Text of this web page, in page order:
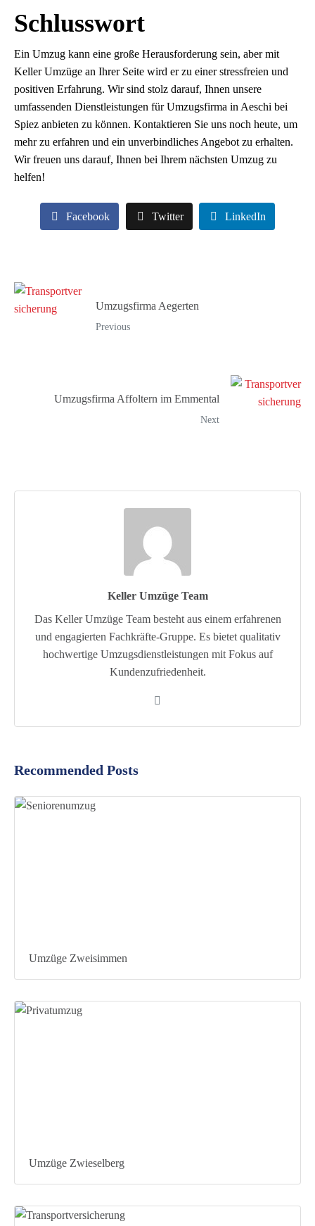
Schlusswort
Ein Umzug kann eine große Herausforderung sein, aber mit
Keller Umzüge an Ihrer Seite wird er zu einer stressfreien und
positiven Erfahrung. Wir sind stolz darauf, Ihnen unsere
umfassenden Dienstleistungen für Umzugsfirma in Aeschi bei
Spiez anbieten zu können. Kontaktieren Sie uns noch heute, um
mehr zu erfahren und ein unverbindliches Angebot zu erhalten.
Wir freuen uns darauf, Ihnen bei Ihrem nächsten Umzug zu
helfen!
Facebook Twitter LinkedIn
Umzugsfirma Aegerten
Previous
Umzugsfirma Affoltern im Emmental
Next
Keller Umzüge Team
Das Keller Umzüge Team besteht aus einem erfahrenen
und engagierten Fachkräfte-Gruppe. Es bietet qualitativ
hochwertige Umzugsdienstleistungen mit Fokus auf
Kundenzufriedenheit.
Recommended Posts
Umzüge Zweisimmen
Umzüge Zwieselberg